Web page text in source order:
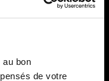
bon
de votre